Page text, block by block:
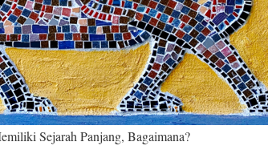
Sejarah Panjang, Bagaimana?